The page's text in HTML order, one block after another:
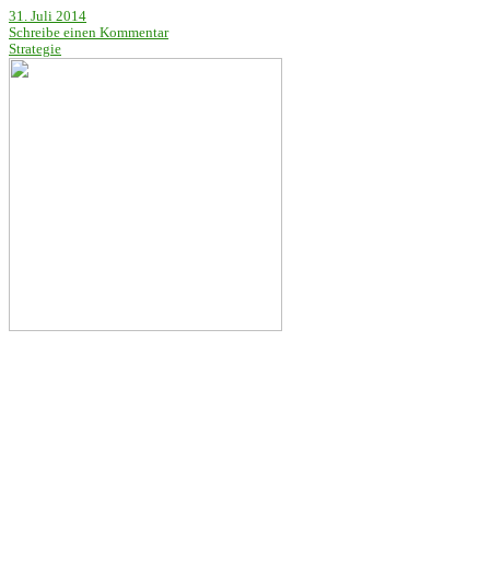
31. Juli 2014
Schreibe einen Kommentar
Strategie